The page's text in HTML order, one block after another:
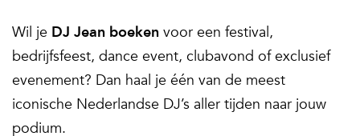
Wil je DJ Jean boeken voor een festival,
bedrijfsfeest, dance event, clubavond of exclusief
evenement? Dan haal je één van de meest
iconische Nederlandse DJ’s aller tijden naar jouw
podium.